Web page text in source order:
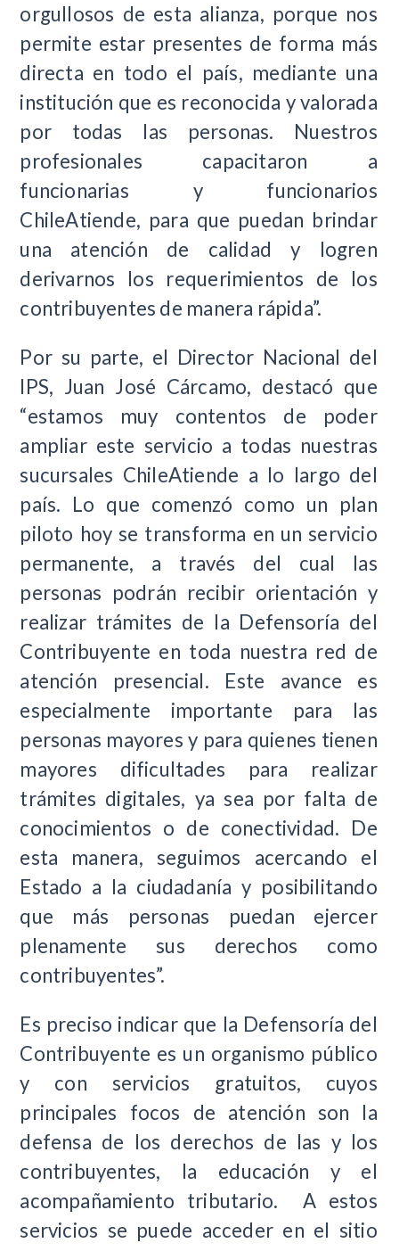
orgullosos de esta alianza, porque nos
permite estar presentes de forma más
directa en todo el país, mediante una
institución que es reconocida y valorada
por todas las personas. Nuestros
profesionales capacitaron a
funcionarias y funcionarios
ChileAtiende, para que puedan brindar
una atención de calidad y logren
derivarnos los requerimientos de los
contribuyentes de manera rápida”.
Por su parte, el Director Nacional del
IPS, Juan José Cárcamo, destacó que
“estamos muy contentos de poder
ampliar este servicio a todas nuestras
sucursales ChileAtiende a lo largo del
país. Lo que comenzó como un plan
piloto hoy se transforma en un servicio
permanente, a través del cual las
personas podrán recibir orientación y
realizar trámites de la Defensoría del
Contribuyente en toda nuestra red de
atención presencial. Este avance es
especialmente importante para las
personas mayores y para quienes tienen
mayores dificultades para realizar
trámites digitales, ya sea por falta de
conocimientos o de conectividad. De
esta manera, seguimos acercando el
Estado a la ciudadanía y posibilitando
que más personas puedan ejercer
plenamente sus derechos como
contribuyentes”.
Es preciso indicar que la Defensoría del
Contribuyente es un organismo público
y con servicios gratuitos, cuyos
principales focos de atención son la
defensa de los derechos de las y los
contribuyentes, la educación y el
acompañamiento tributario. A estos
servicios se puede acceder en el sitio